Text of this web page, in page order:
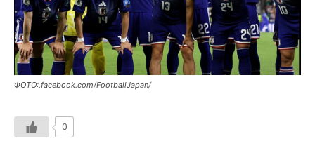
ФОТО:.facebook.com/FootballJapan/
0